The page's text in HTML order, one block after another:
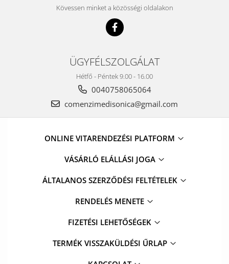
Kövessen minket a közösségi oldalakon
ÜGYFÉLSZOLGÁLAT
Hétfő - Péntek 9.00 - 16.00
0040758065064
comenzimedisonica@gmail.com
ONLINE VITARENDEZÉSI PLATFORM
VÁSÁRLÓ ELÁLLÁSI JOGA
ÁLTALANOS SZERZŐDÉSI FELTÉTELEK
RENDELÉS MENETE
FIZETÉSI LEHETŐSÉGEK
TERMÉK VISSZAKÜLDÉSI ŰRLAP